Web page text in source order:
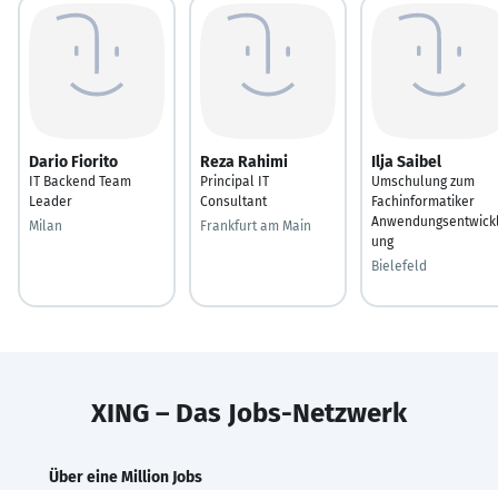
Dario Fiorito
IT Backend Team
Leader
Milan
Reza Rahimi
Principal IT
Consultant
Frankfurt am Main
Ilja Saibel
Umschulung zum
Fachinformatiker
ung
Bielefeld
XING – Das Jobs-Netzwerk
Über eine Million Jobs